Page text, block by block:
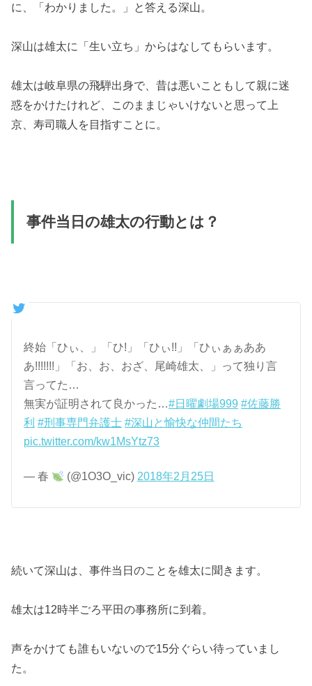
に、「わかりました。」と答える深山。
深山は雄太に「生い立ち」からはなしてもらいます。
雄太は岐阜県の飛騨出身で、昔は悪いこともして親に迷
惑をかけたけれど、このままじゃいけないと思って上
京、寿司職人を目指すことに。
事件当日の雄太の行動とは？
終始「ひぃ、」「ひ!」「ひぃ!!」「ひぃぁぁああ
あ!!!!!!!」「お、お、おざ、尾崎雄太、」って独り言
言ってた…
無実が証明されて良かった…#日曜劇場999 #佐藤勝
利 #刑事専門弁護士 #深山と愉快な仲間たち
pic.twitter.com/kw1MsYtz73
— 春 (@1O3O_vic) 2018年2月25日
続いて深山は、事件当日のことを雄太に聞きます。
雄太は12時半ごろ平田の事務所に到着。
声をかけても誰もいないので15分ぐらい待っていまし
た。